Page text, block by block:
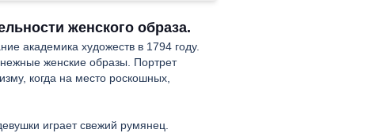
женского образа.
академика художеств в 1794 году.
женские образы. Портрет
когда на место роскошных,
играет свежий румянец.